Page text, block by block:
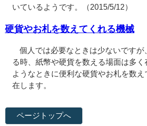
いているようです。（2015/5/12）
硬貨やお札を数えてくれる機械
個人では必要なときは少ないですが
る時、紙幣や硬貨を数える場面は多
ようなときに便利な硬貨やお札を数
在します。
ページトップへ